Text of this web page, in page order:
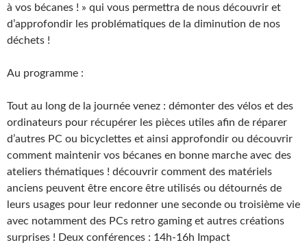
à vos bécanes ! » qui vous permettra de nous découvrir et
d’approfondir les problématiques de la diminution de nos
déchets !
Au programme :
Tout au long de la journée venez : démonter des vélos et des
ordinateurs pour récupérer les pièces utiles afin de réparer
d’autres PC ou bicyclettes et ainsi approfondir ou découvrir
comment maintenir vos bécanes en bonne marche avec des
ateliers thématiques ! découvrir comment des matériels
anciens peuvent être encore être utilisés ou détournés de
leurs usages pour leur redonner une seconde ou troisième vie
avec notamment des PCs retro gaming et autres créations
surprises ! Deux conférences : 14h-16h Impact